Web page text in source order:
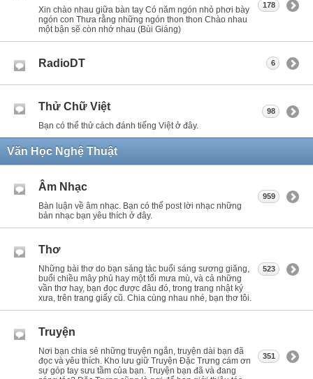
Xin chào nhau giữa bàn tay Có năm ngón nhỏ phơi bày
ngón con Thưa rằng những ngón thon thon Chào nhau
một bận sẽ còn nhớ nhau (Bùi Giáng)
178
RadioDT 6
Thử Chữ Việt
Bạn có thể thử cách đánh tiếng Việt ở đây.
98
Văn Học Nghệ Thuật
Âm Nhạc
Bàn luận về âm nhạc. Bạn có thể post lời nhạc những
bản nhạc bạn yêu thích ở đây.
959
Thơ
Những bài thơ do bạn sáng tác buổi sáng sương giăng,
buổi chiều mây phủ hay một tối mưa mù, và cả những
vần thơ hay, bạn đọc được đâu đó, trong trang nhật ký
xưa, trên trang giấy cũ. Chia cùng nhau nhé, bạn thơ tôi.
523
Truyện
Nơi bạn chia sẻ những truyện ngắn, truyện dài bạn đã
đọc và yêu thích. Kho lưu giữ Truyện Đặc Trưng cám ơn
sự góp tay sưu tầm của bạn. Truyện bạn đã và đang
351